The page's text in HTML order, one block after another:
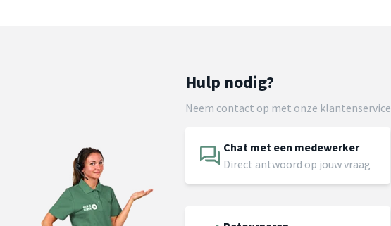
Hulp nodig?
Neem contact op met onze klantenservice
Chat met een medewerker
Direct antwoord op jouw vraag